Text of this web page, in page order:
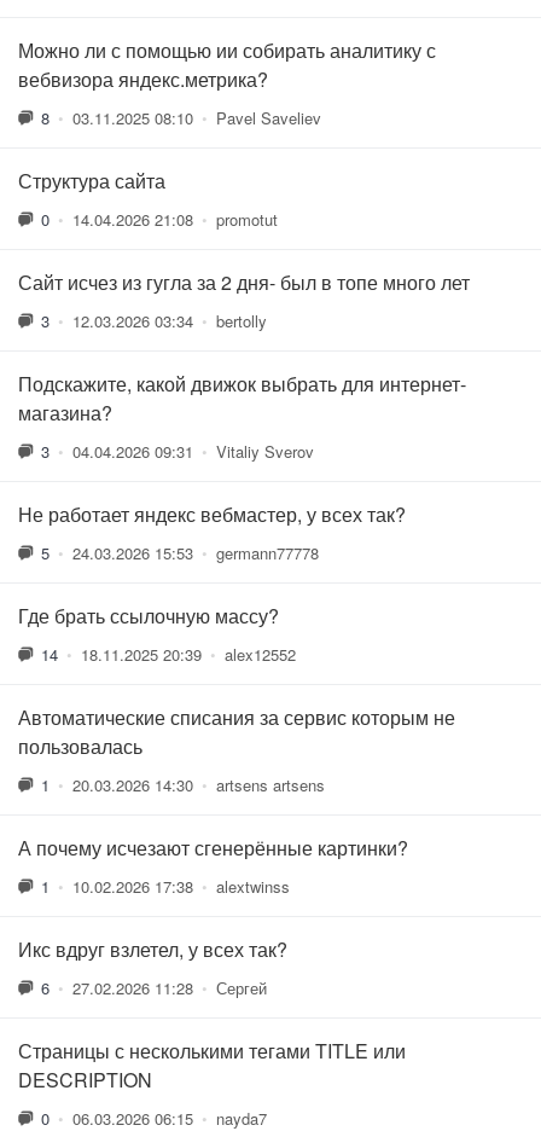
Можно ли с помощью ии собирать аналитику с
вебвизора яндекс.метрика?
8 • 03.11.2025 08:10 • Pavel Saveliev
Структура сайта
0 • 14.04.2026 21:08 • promotut
Сайт исчез из гугла за 2 дня- был в топе много лет
3 • 12.03.2026 03:34 • bertolly
Подскажите, какой движок выбрать для интернет-
магазина?
3 • 04.04.2026 09:31 • Vitaliy Sverov
Не работает яндекс вебмастер, у всех так?
5 • 24.03.2026 15:53 • germann77778
Где брать ссылочную массу?
14 • 18.11.2025 20:39 • alex12552
Автоматические списания за сервис которым не
пользовалась
1 • 20.03.2026 14:30 • artsens artsens
А почему исчезают сгенерённые картинки?
1 • 10.02.2026 17:38 • alextwinss
Икс вдруг взлетел, у всех так?
6 • 27.02.2026 11:28 • Сергей
Страницы с несколькими тегами TITLE или
DESCRIPTION
0 • 06.03.2026 06:15 • nayda7